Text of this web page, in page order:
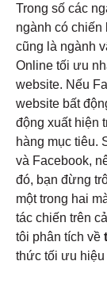
Trong số các
ngành có chiến
cũng là ngành
Online tối ưu
website. Nếu
website bất
động xuất hiện
hàng mục tiêu.
và Facebook,
đó, bạn đừng
một trong hai
tác chiến trên
tôi phân tích về
thức tối ưu hiệu